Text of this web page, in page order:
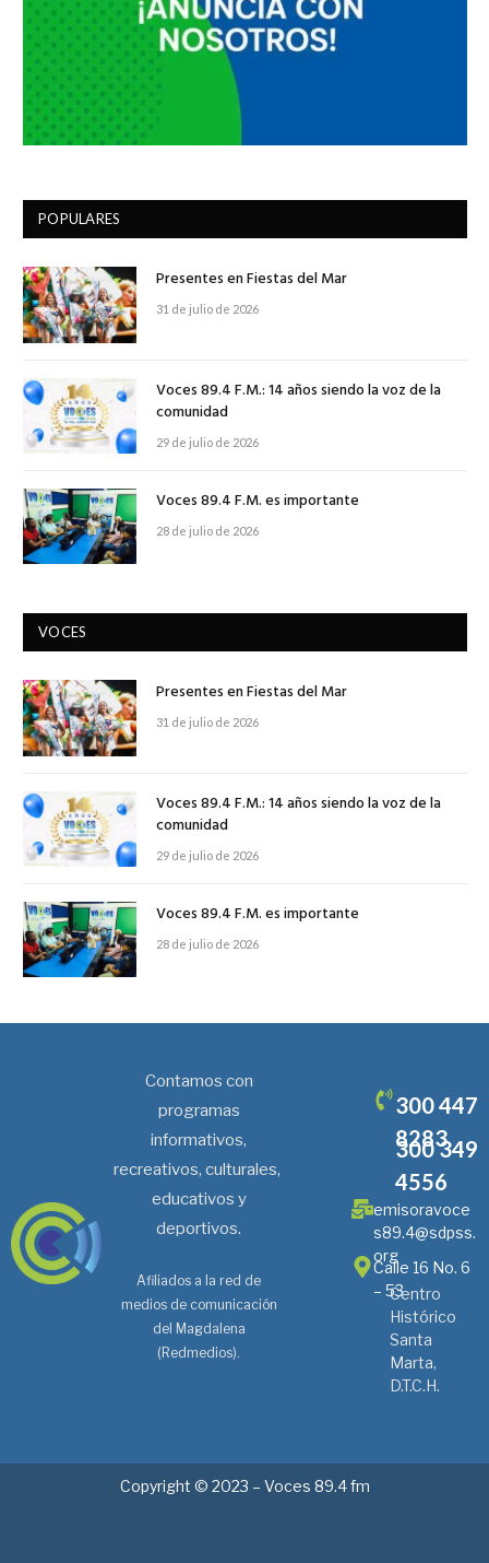
POPULARES
Presentes en Fiestas del Mar
31 de julio de 2026
Voces 89.4 F.M.: 14 años siendo la voz de la
comunidad
29 de julio de 2026
Voces 89.4 F.M. es importante
28 de julio de 2026
VOCES
Presentes en Fiestas del Mar
31 de julio de 2026
Voces 89.4 F.M.: 14 años siendo la voz de la
comunidad
29 de julio de 2026
Voces 89.4 F.M. es importante
28 de julio de 2026
Contamos con
programas
informativos,
recreativos, culturales,
educativos y
deportivos.
Afiliados a la red de
medios de comunicación
del Magdalena
(Redmedios).
300 447
8283
300 349
4556
emisoravoce
s89.4@sdpss.
org
Calle 16 No. 6
– 53Centro
Histórico
Santa
Marta,
D.T.C.H.
Copyright © 2023 – Voces 89.4 fm